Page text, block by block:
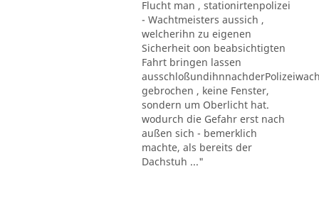
Flucht man , stationirtenpolizei
- Wachtmeisters aussich ,
welcherihn zu eigenen
Sicherheit oon beabsichtigten
Fahrt bringen lassen
gebrochen , keine Fenster,
sondern um Oberlicht hat.
wodurch die Gefahr erst nach
außen sich - bemerklich
machte, als bereits der
Dachstuh ..."